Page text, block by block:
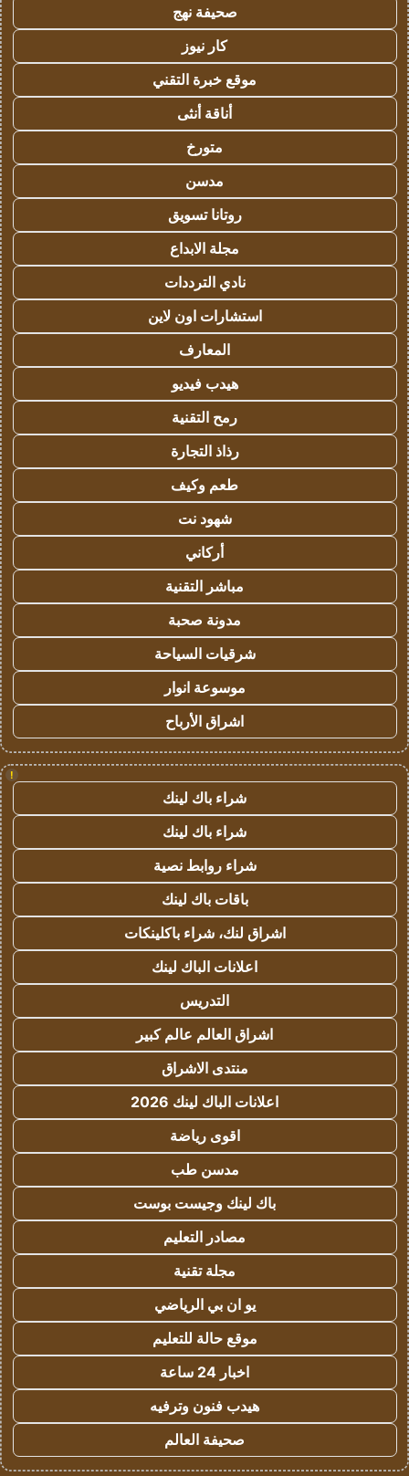
صحيفة نهج
كار نيوز
موقع خبرة التقني
أناقة أنثى
متورخ
مدسن
روتانا تسويق
مجلة الابداع
نادي الترددات
استشارات اون لاين
المعارف
هيدب فيديو
رمح التقنية
رذاذ التجارة
طعم وكيف
شهود نت
أركاني
مباشر التقنية
مدونة صحبة
شرقيات السياحة
موسوعة انوار
اشراق الأرباح
!
شراء باك لينك
شراء باك لينك
شراء روابط نصية
باقات باك لينك
اشراق لنك، شراء باكلينكات
اعلانات الباك لينك
التدريس
اشراق العالم عالم كبير
منتدى الاشراق
اعلانات الباك لينك 2026
اقوى رياضة
مدسن طب
باك لينك وجيست بوست
مصادر التعليم
مجلة تقنية
يو ان بي الرياضي
موقع حالة للتعليم
اخبار 24 ساعة
هيدب فنون وترفيه
صحيفة العالم